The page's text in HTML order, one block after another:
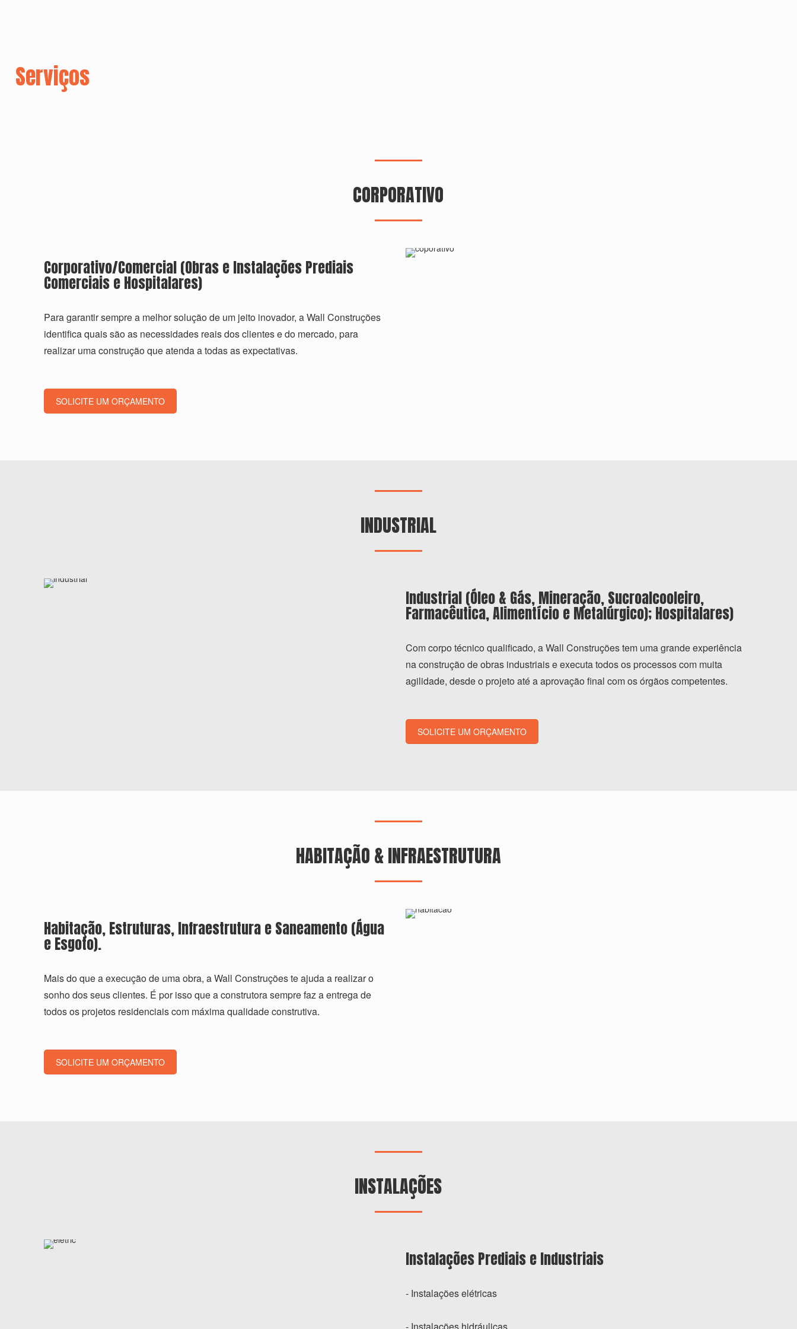
Serviços
CORPORATIVO
Corporativo/Comercial (Obras e Instalações Prediais
Comerciais e Hospitalares)
Para garantir sempre a melhor solução de um jeito inovador, a Wall Construções
identiﬁca quais são as necessidades reais dos clientes e do mercado, para
realizar uma construção que atenda a todas as expectativas.
SOLICITE UM ORÇAMENTO
INDUSTRIAL
Industrial (Óleo & Gás, Mineração, Sucroalcooleiro,
Farmacêutica, Alimentício e Metalúrgico); Hospitalares)
Com corpo técnico qualiﬁcado, a Wall Construções tem uma grande experiência
na construção de obras industriais e executa todos os processos com muita
agilidade, desde o projeto até a aprovação ﬁnal com os órgãos competentes.
SOLICITE UM ORÇAMENTO
HABITAÇÃO & INFRAESTRUTURA
Habitação, Estruturas, Infraestrutura e Saneamento (Água
e Esgoto).
Mais do que a execução de uma obra, a Wall Construções te ajuda a realizar o
sonho dos seus clientes. É por isso que a construtora sempre faz a entrega de
todos os projetos residenciais com máxima qualidade construtiva.
SOLICITE UM ORÇAMENTO
INSTALAÇÕES
Instalações Prediais e Industriais
- Instalações elétricas